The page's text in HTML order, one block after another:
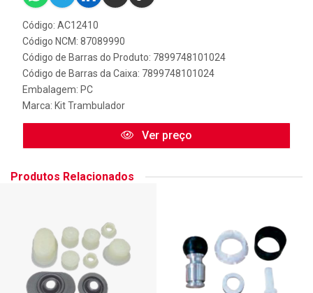
Código: AC12410
Código NCM: 87089990
Código de Barras do Produto: 7899748101024
Código de Barras da Caixa: 7899748101024
Embalagem: PC
Marca: Kit Trambulador
Ver preço
Produtos Relacionados